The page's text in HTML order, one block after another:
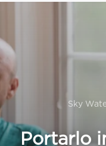
Sky
Portarlo